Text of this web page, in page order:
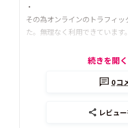
・
その為オンラインのトラフィ
た。無理なく利用できています。
続きを開く
0コ
レビュ